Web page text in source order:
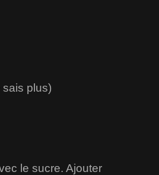
plus)
le sucre. Ajouter